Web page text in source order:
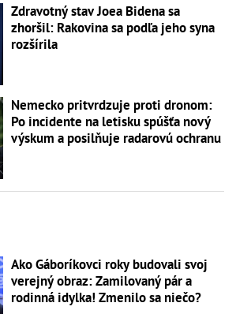
Zdravotný stav Joea Bidena sa
zhoršil: Rakovina sa podľa jeho syna
rozšírila
Nemecko pritvrdzuje proti dronom:
Po incidente na letisku spúšťa nový
výskum a posilňuje radarovú ochranu
Ako Gáboríkovci roky budovali svoj
verejný obraz: Zamilovaný pár a
rodinná idylka! Zmenilo sa niečo?